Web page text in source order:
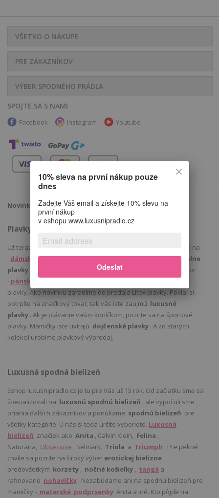
VŠETKO O NÁKUPE
PRE ZÁKAZNÍKOV
VÝBER SPODNÉHO PRÁDLA
SPOJTE SA S NAMI
Facebook Instagram Youtube
Novinky
Plavky
Už teraz pre Vás máme ponuku
2021. Tešiť sa môžete na
dámske plavky. U nás nájdete ako tak obľúbenéjednodielne
plavky
dvojdielne plavky. Nezabúdame ani na mužov
- pánske plavky
plavky. Ako novinku zaradíme do predaja Litex plavky. Pokiaľ si
potrpíte na značkový tovar, tak vás iste zaujmú luxusné
plavky . Ak je plávanie vašim koníčkom, pozrite sa na športové
plavky. Mamičky iste uvítajú dojčenské plavky . A zo starých
kolekcií urobíme plavkový výpredaj.
Luxusná spodná bielizeň
Eshop luxusnipradlo.cz je tu pre Vás už 15 rok. Od začiatku sme sa
špecializovali na luxusnú spodnú bielizeň , ale vypočuli sme
priania ďalších zákazníkov a ponúkame spodnú bielizeň pre
všetky kategórie. U nás si teda určite vyberiete. Luxusná
bielizeň značiek ako Anita , Calvin Klein, Felina ,
Naturana, Obsessive , Selmark, Triola a Triumph . Pre pekné
chvíle sa pozrite na široký výber erotickej bielizne ,
predovšetkým korzety , nočné košieľky , tangá a
rafinované nohavičky . Nezabúdame ani na spodnú bielizeň pre
mamičky - materské podprsenky Anita a iné. Kto pôjde na
10% sleva na první nákup pouze
dnes
Zadejte Váš email a získejte 10% slevu na
první nákup
v eshopu www.luxusnipradlo.cz
Odeslat